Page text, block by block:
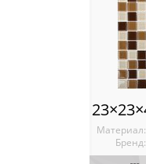
Материал:
Бренд: